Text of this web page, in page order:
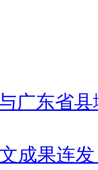
广东省
成果连